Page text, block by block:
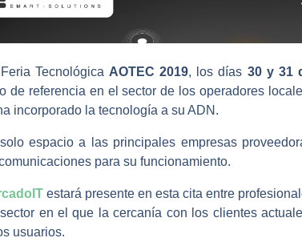
Tecnológica AOTEC 2019, los días 30 y 31
de referencia en el sector de los operadores
incorporado la tecnología a su ADN.
espacio a las principales empresas
para su funcionamiento.
estará presente en esta cita entre
en el que la cercanía con los clientes
usuarios.